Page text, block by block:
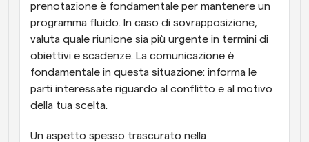
prenotazione è fondamentale per mantenere un
programma fluido. In caso di sovrapposizione,
valuta quale riunione sia più urgente in termini di
obiettivi e scadenze. La comunicazione è
fondamentale in questa situazione: informa le
parti interessate riguardo al conflitto e al motivo
della tua scelta.
Un aspetto spesso trascurato nella